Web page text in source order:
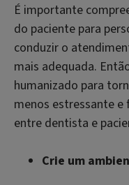
É importante
do paciente para
conduzir o
mais adequada.
humanizado para
menos estressante
entre dentista e
Crie um